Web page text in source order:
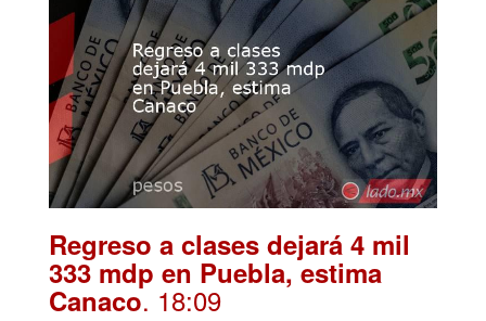
Regreso a clases dejará 4 mil
333 mdp en Puebla, estima
Canaco. 18:09